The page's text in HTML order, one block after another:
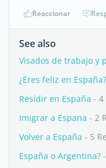
Reaccionar
See also
Visados de trabajo y
¿Eres feliz en España?
Residir en España - 4
Imigrar a Espana - 2
Volver a España - 5
España o Argentina?